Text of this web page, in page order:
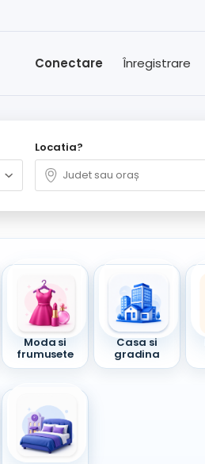
Înregistrare
Conectare
Locatia?
Moda si
frumusete
Casa si
gradina